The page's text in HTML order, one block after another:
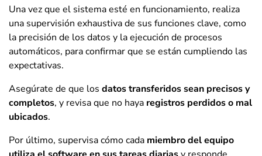
Una vez que el sistema esté en funcionamiento, realiza
una supervisión exhaustiva de sus funciones clave, como
la precisión de los datos y la ejecución de procesos
automáticos, para confirmar que se están cumpliendo las
expectativas.
Asegúrate de que los datos transferidos sean precisos y
completos, y revisa que no haya registros perdidos o mal
ubicados.
Por último, supervisa cómo cada miembro del equipo